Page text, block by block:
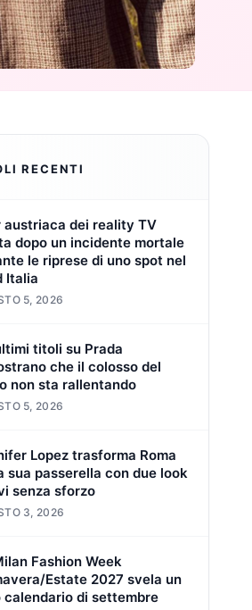
RECENTI
austriaca dei reality TV
dopo un incidente mortale
le riprese di uno spot nel
Italia
5, 2026
titoli su Prada
che il colosso del
non sta rallentando
5, 2026
Lopez trasforma Roma
sua passerella con due look
senza sforzo
3, 2026
Fashion Week
Estate 2027 svela un
di settembre